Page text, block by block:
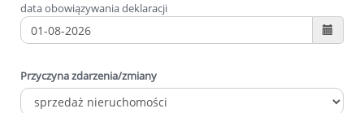
data obowiązywania deklaracji
Przyczyna zdarzenia/zmiany